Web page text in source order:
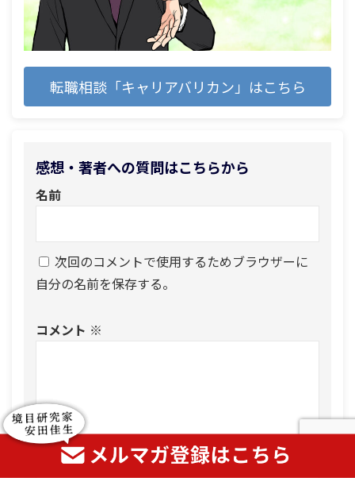
転職相談「キャリアバリカン」はこちら
感想・著者への質問はこちらから
名前
次回のコメントで使用するためブラウザーに
自分の名前を保存する。
コメント ※